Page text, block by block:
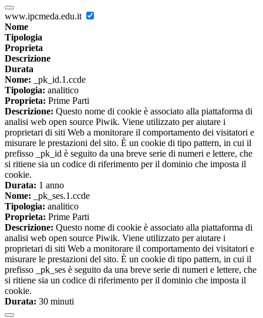
www.ipcmeda.edu.it
Nome
Tipologia
Proprieta
Descrizione
Durata
Nome: _pk_id.1.ccde
Tipologia: analitico
Proprieta: Prime Parti
Descrizione: Questo nome di cookie è associato alla piattaforma di
analisi web open source Piwik. Viene utilizzato per aiutare i
proprietari di siti Web a monitorare il comportamento dei visitatori e
misurare le prestazioni del sito. È un cookie di tipo pattern, in cui il
prefisso _pk_id è seguito da una breve serie di numeri e lettere, che
si ritiene sia un codice di riferimento per il dominio che imposta il
cookie.
Durata: 1 anno
Nome: _pk_ses.1.ccde
Tipologia: analitico
Proprieta: Prime Parti
Descrizione: Questo nome di cookie è associato alla piattaforma di
analisi web open source Piwik. Viene utilizzato per aiutare i
proprietari di siti Web a monitorare il comportamento dei visitatori e
misurare le prestazioni del sito. È un cookie di tipo pattern, in cui il
prefisso _pk_ses è seguito da una breve serie di numeri e lettere, che
si ritiene sia un codice di riferimento per il dominio che imposta il
cookie.
Durata: 30 minuti